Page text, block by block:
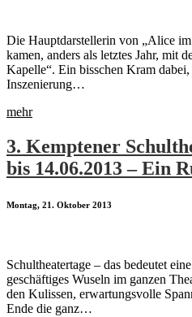
Die Hauptdarstellerin von „Alice
kamen, anders als letztes Jahr, mit
Kapelle“. Ein bisschen Kram
Inszenierung…
mehr
3. Kemptener
bis 14.06.2013 – Ein
Montag, 21. Oktober 2013
Schultheatertage – das bedeutet
geschäftiges Wuseln im ganzen
den Kulissen, erwartungsvolle
Ende die ganz…